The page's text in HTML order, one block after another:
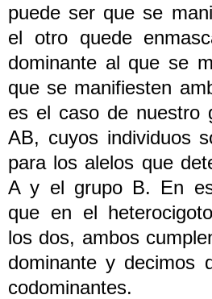
puede ser que se
el otro quede
dominante al que se
que se manifiesten
es el caso de nuestro
AB, cuyos individuos
para los alelos que
A y el grupo B. En
que en el
los dos, ambos
dominante y decimos
codominantes.